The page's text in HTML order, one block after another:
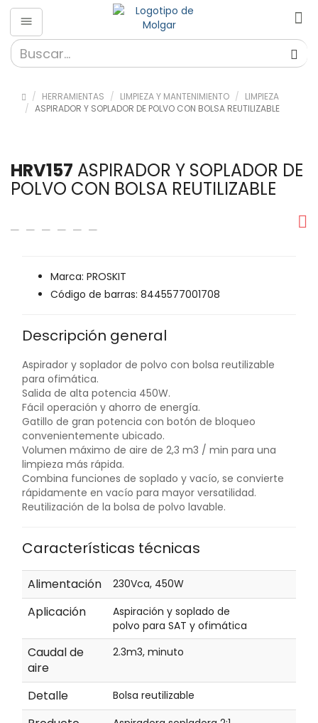
HERRAMIENTAS LIMPIEZA Y MANTENIMIENTO
LIMPIEZA
ASPIRADOR Y SOPLADOR DE POLVO CON BOLSA REUTILIZABLE
HRV157 ASPIRADOR Y SOPLADOR DE
POLVO CON BOLSA REUTILIZABLE
Marca: PROSKIT
Código de barras: 8445577001708
Descripción general
Aspirador y soplador de polvo con bolsa reutilizable
para ofimática.
Salida de alta potencia 450W.
Fácil operación y ahorro de energía.
Gatillo de gran potencia con botón de bloqueo
convenientemente ubicado.
Volumen máximo de aire de 2,3 m3 / min para una
limpieza más rápida.
Combina funciones de soplado y vacío, se convierte
rápidamente en vacío para mayor versatilidad.
Reutilización de la bolsa de polvo lavable.
Características técnicas
Alimentación 230Vca, 450W
Aplicación
Aspiración y soplado de
polvo para SAT y ofimática
Caudal de
aire
2.3m3, minuto
Detalle Bolsa reutilizable